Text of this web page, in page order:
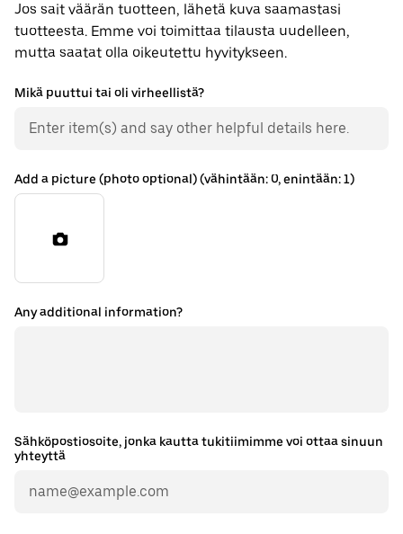
Jos sait väärän tuotteen, lähetä kuva saamastasi
tuotteesta. Emme voi toimittaa tilausta uudelleen,
mutta saatat olla oikeutettu hyvitykseen.
Mikä puuttui tai oli virheellistä?
Add a picture (photo optional) (vähintään: 0, enintään: 1)
Any additional information?
Sähköpostiosoite, jonka kautta tukitiimimme voi ottaa sinuun
yhteyttä